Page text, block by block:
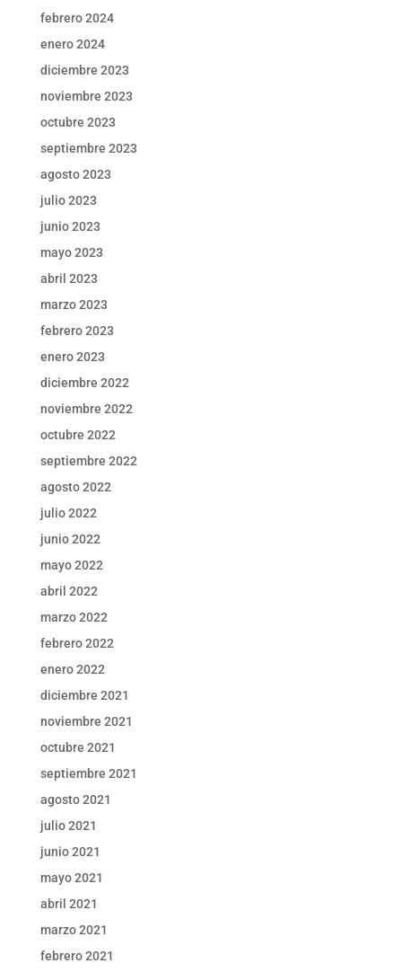
febrero 2024
enero 2024
diciembre 2023
noviembre 2023
octubre 2023
septiembre 2023
agosto 2023
julio 2023
junio 2023
mayo 2023
abril 2023
marzo 2023
febrero 2023
enero 2023
diciembre 2022
noviembre 2022
octubre 2022
septiembre 2022
agosto 2022
julio 2022
junio 2022
mayo 2022
abril 2022
marzo 2022
febrero 2022
enero 2022
diciembre 2021
noviembre 2021
octubre 2021
septiembre 2021
agosto 2021
julio 2021
junio 2021
mayo 2021
abril 2021
marzo 2021
febrero 2021